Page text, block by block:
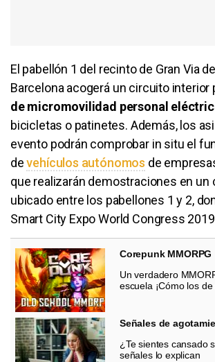
El pabellón 1 del recinto de Gran Via
Barcelona acogerá un circuito interior
de micromovilidad personal
bicicletas o patinetes. Además, los
evento podrán comprobar in situ el
devehículos autónomos de
que realizarán demostraciones en un
ubicado entre los pabellones 1 y 2,
Smart City Expo World Congress
Corepunk MMORPG
Un verdadero
escuela ¡Cómo los
Señales de
¿Te sientes cansado
señales lo explican